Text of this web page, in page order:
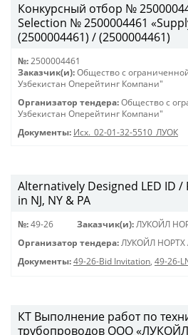
Конкурсный отбор №
Selection № 2500004461
(2500004461) / (2500004461)
№: 2500004461
Заказчик(и): Общество с
Узбекистан Оперейтинг Компани"
Организатор тендера: Общество с
Узбекистан Оперейтинг Компани"
Документы: Исх._02-01-32-5510_ЛУОК
Alternatively Designed LED ID
in NJ, NY & PA
№: 49-26 Заказчик(и): ЛУКОЙЛ
Организатор тендера: ЛУКОЙЛ
Документы: 49-26-Bid Invitation, 49-26-
КТ Выполнение работ по
трубопроводов ООО «ЛУКОЙЛ